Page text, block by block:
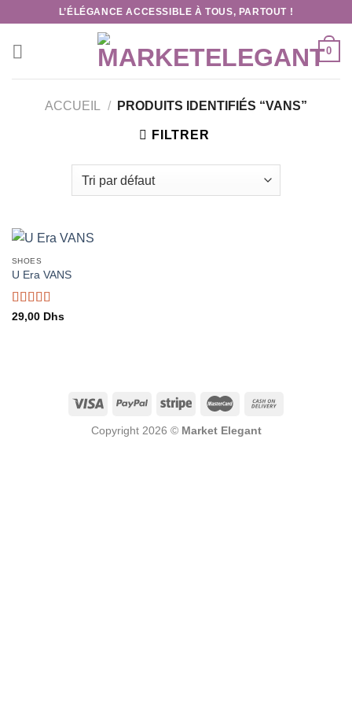
content
L’ÉLÉGANCE ACCESSIBLE À TOUS, PARTOUT !
0
ACCUEIL / PRODUITS IDENTIFIÉS “VANS”
FILTRER
SHOES
U Era VANS
Note
29,00 Dhs
Copyright 2026 © Market Elegant